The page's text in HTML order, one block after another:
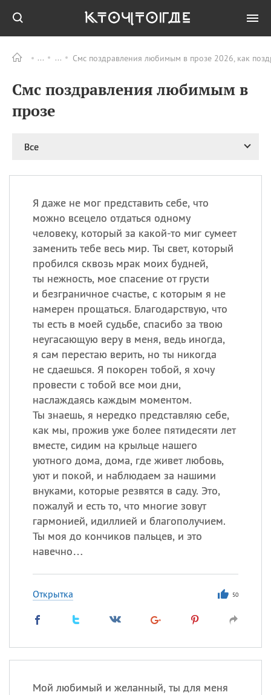
Смс поздравления любимым в прозе 2026, как
Смс поздравления любимым в
прозе
Все
Я даже не мог представить себе, что
можно всецело отдаться одному
человеку, который за какой-то миг сумеет
заменить тебе весь мир. Ты свет, который
пробился сквозь мрак моих будней,
ты нежность, мое спасение от грусти
и безграничное счастье, с которым я не
намерен прощаться. Благодарствую, что
ты есть в моей судьбе, спасибо за твою
неугасающую веру в меня, ведь иногда,
я сам перестаю верить, но ты никогда
не сдаешься. Я покорен тобой, я хочу
провести с тобой все мои дни,
наслаждаясь каждым моментом.
Ты знаешь, я нередко представляю себе,
как мы, прожив уже более пятидесяти лет
вместе, сидим на крыльце нашего
уютного дома, дома, где живет любовь,
уют и покой, и наблюдаем за нашими
внуками, которые резвятся в саду. Это,
пожалуй и есть то, что многие зовут
гармонией, идиллией и благополучием.
Ты моя до кончиков пальцев, и это
навечно…
Открытка 50
Мой любимый и желанный, ты для меня
ПРАЗДНИКИ Все
09.08
День памяти жертв
атомной
день
рисового пудинга
09.08 День Дымняшки
(Smokey Bear Day)
Сегодня празднуют именины
Сергей, Теодор,Федор
Посмотреть значение
происхождение